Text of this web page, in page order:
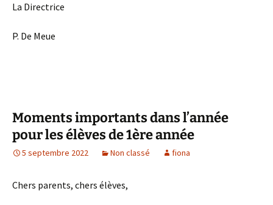
La Directrice
P. De Meue
Moments importants dans l’année
pour les élèves de 1ère année
5 septembre 2022 Non classé fiona
Chers parents, chers élèves,